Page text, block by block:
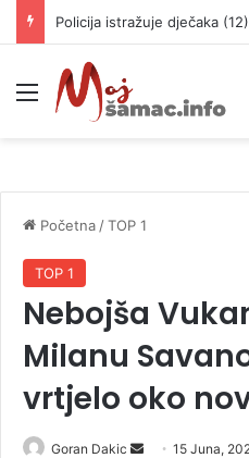
Policija istražuje dječaka
Meni
Početna /TOP 1
TOP 1
Nebojša
Milanu
vrtjelo oko
Goran Dakic 15 Juna,